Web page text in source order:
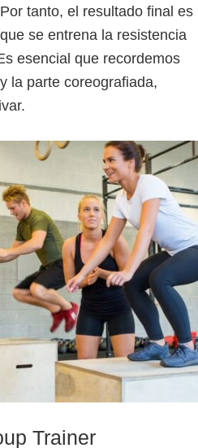
tanto, el resultado final es
se entrena la resistencia
esencial que recordemos
la parte coreografiada,
Trainer